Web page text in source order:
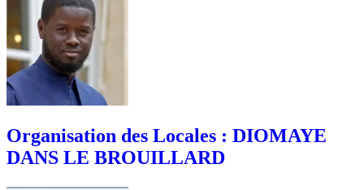
Organisation des Locales : DIOMAYE
DANS LE BROUILLARD